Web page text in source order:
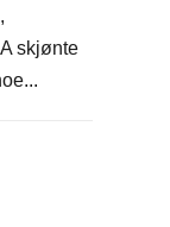
skjønte